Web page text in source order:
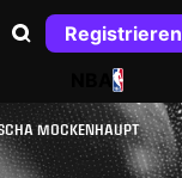
Registrieren
NBA
MOCKENHAUPT